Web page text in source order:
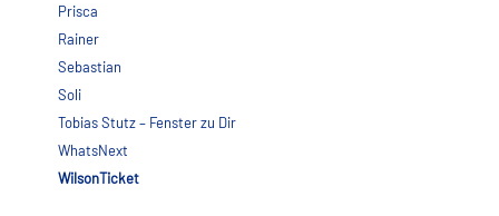
Prisca
Rainer
Sebastian
Soli
Tobias Stutz – Fenster zu Dir
WhatsNext
WilsonTicket